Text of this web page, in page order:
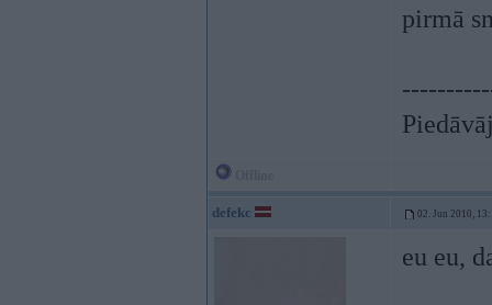
pirmā
defekc 02. Jun 2010,
eu eu,